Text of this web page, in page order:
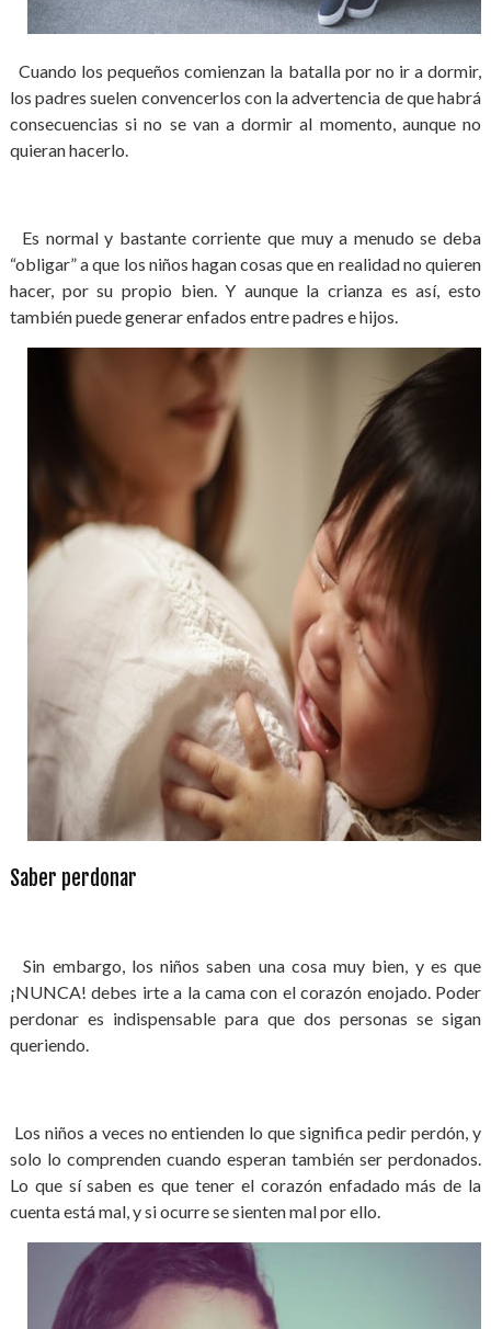
Cuando los pequeños comienzan la batalla por no ir a dormir,
los padres suelen convencerlos con la advertencia de que habrá
consecuencias si no se van a dormir al momento, aunque no
quieran hacerlo.
Es normal y bastante corriente que muy a menudo se deba
“obligar” a que los niños hagan cosas que en realidad no quieren
hacer, por su propio bien. Y aunque la crianza es así, esto
también puede generar enfados entre padres e hijos.
Saber perdonar
Sin embargo, los niños saben una cosa muy bien, y es que
¡NUNCA! debes irte a la cama con el corazón enojado. Poder
perdonar es indispensable para que dos personas se sigan
queriendo.
Los niños a veces no entienden lo que significa pedir perdón, y
solo lo comprenden cuando esperan también ser perdonados.
Lo que sí saben es que tener el corazón enfadado más de la
cuenta está mal, y si ocurre se sienten mal por ello.